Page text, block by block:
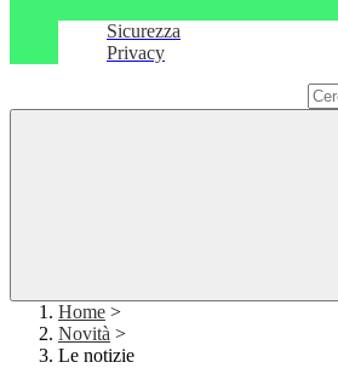
Sicurezza
Privacy
Home >
Novità >
Le notizie